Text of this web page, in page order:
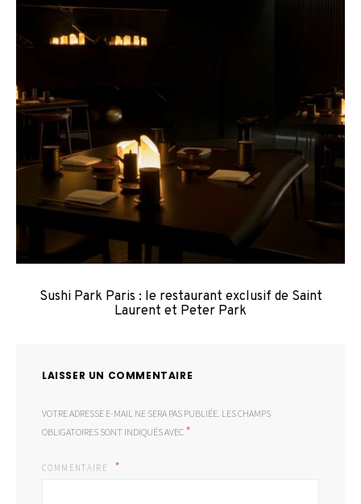
Sushi Park Paris : le restaurant exclusif de Saint
Laurent et Peter Park
LAISSER UN COMMENTAIRE
VOTRE ADRESSE E-MAIL NE SERA PAS PUBLIÉE. LES CHAMPS
OBLIGATOIRES SONT INDIQUÉS AVEC *
COMMENTAIRE